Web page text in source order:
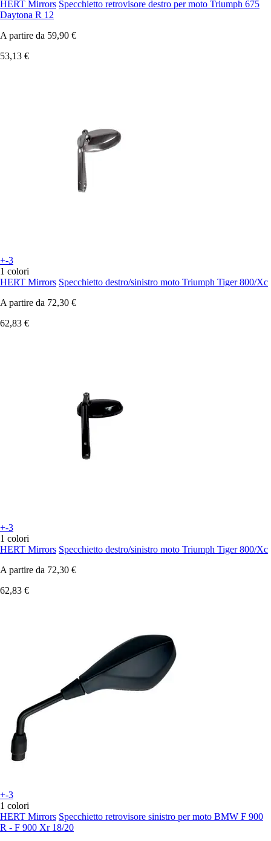
HERT Mirrors Specchietto retrovisore destro per moto Triumph 675
Daytona R 12
A partire da 59,90 €
53,13 €
+-3
1 colori
HERT Mirrors Specchietto destro/sinistro moto Triumph Tiger 800/Xc
A partire da 72,30 €
62,83 €
+-3
1 colori
HERT Mirrors Specchietto destro/sinistro moto Triumph Tiger 800/Xc
A partire da 72,30 €
62,83 €
+-3
1 colori
HERT Mirrors Specchietto retrovisore sinistro per moto BMW F 900
R - F 900 Xr 18/20